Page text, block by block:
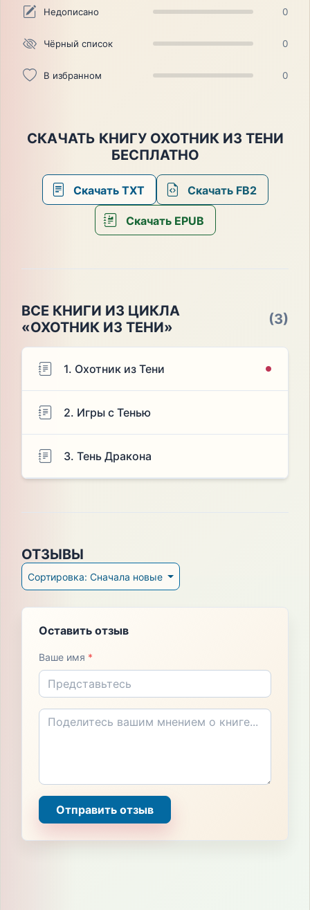
Недописано 0
Чёрный список 0
В избранном 0
СКАЧАТЬ КНИГУ ОХОТНИК ИЗ ТЕНИ
БЕСПЛАТНО
Скачать TXT Скачать FB2
Скачать EPUB
ВСЕ КНИГИ ИЗ ЦИКЛА
«ОХОТНИК ИЗ ТЕНИ»
(3)
1. Охотник из Тени
2. Игры с Тенью
3. Тень Дракона
ОТЗЫВЫ
Сортировка: Сначала новые
Оставить отзыв
Ваше имя *
Отправить отзыв